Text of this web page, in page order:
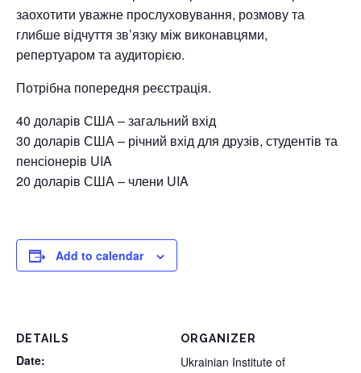
заохотити уважне прослуховування, розмову та
глибше відчуття зв’язку між виконавцями,
репертуаром та аудиторією.
Потрібна попередня реєстрація.
40 доларів США – загальний вхід
30 доларів США – річний вхід для друзів, студентів та
пенсіонерів UIA
20 доларів США – члени UIA
Add to calendar
DETAILS
Date:
ORGANIZER
Ukrainian Institute of